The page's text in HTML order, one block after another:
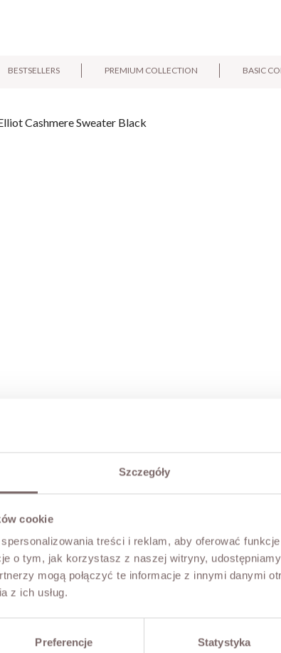
Szczegóły
cookie
treści i reklam, aby oferować
o tym, jak korzystasz z naszej witryny,
mogą połączyć te informacje z innymi danymi
z ich usług.
Preferencje Statystyka
BESTSELLERS PREMIUM COLLECTION BASIC